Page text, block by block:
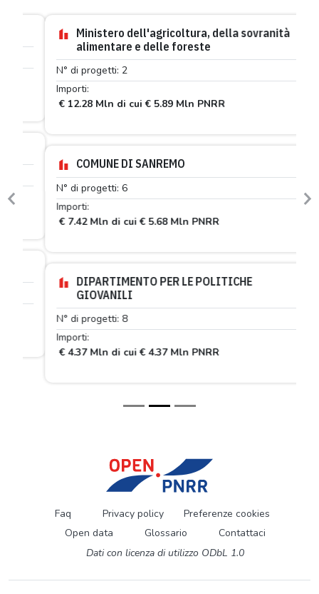
Ministero dell'agricoltura, della sovranità
alimentare e delle foreste
N° di progetti: 2
Importi:
€ 12.28 Mln di cui € 5.89 Mln PNRR
COMUNE DI SANREMO
N° di progetti: 6
Importi:
€ 7.42 Mln di cui € 5.68 Mln PNRR
DIPARTIMENTO PER LE POLITICHE
GIOVANILI
N° di progetti: 8
Importi:
€ 4.37 Mln di cui € 4.37 Mln PNRR
Previous
Faq Privacy policy
Preferenze cookies
Open data
Glossario
Contattaci
Dati con licenza di utilizzo ODbL 1.0